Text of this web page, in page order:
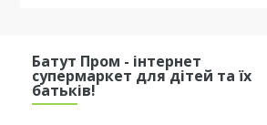
Батут Пром - інтернет
супермаркет для дітей та їх
батьків!